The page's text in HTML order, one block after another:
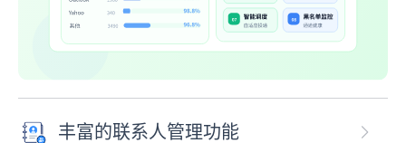
丰富的联系人管理功能